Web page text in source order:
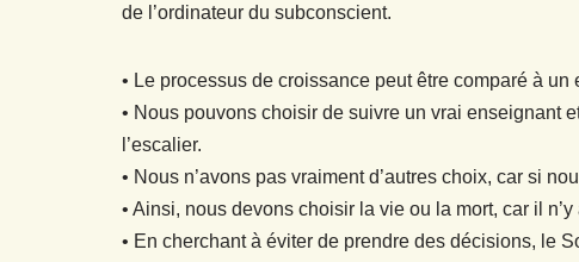
de l’ordinateur du subconscient.
• Le processus de croissance peut être comparé à
• Nous pouvons choisir de suivre un vrai enseignant
l’escalier.
• Nous n’avons pas vraiment d’autres choix, car si
• Ainsi, nous devons choisir la vie ou la mort, car il
• En cherchant à éviter de prendre des décisions, le